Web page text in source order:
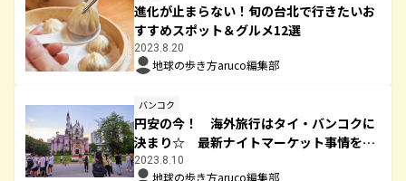
進化が止まらない！旬の台北で行きたいお
すすめスポット＆グルメ12選
2023.8.20
地球の歩き方aruco編集部
バンコク
円安の今！ 海外旅行はタイ・バンコクに
決まり☆ 最新ナイトマーケット事情をお
届けします！
2023.8.10
地球の歩き方aruco編集部